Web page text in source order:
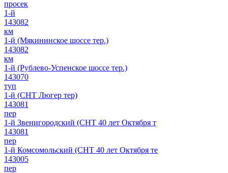
просек
1-й
143082
км
1-й (Мякининское шоссе тер.)
143082
км
1-й (Рублево-Успенское шоссе тер.)
143070
туп
1-й (СНТ Люгер тер)
143081
пер
1-й Звенигородский (СНТ 40 лет Октября т
143081
пер
1-й Комсомольский (СНТ 40 лет Октября те
143005
пер